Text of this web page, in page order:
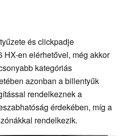
és clickpadje
HX-en elérhetővel, még akkor
kategóriás
azonban a billentyűk
rendelkeznek a
érdekében, míg a
rendelkezik.